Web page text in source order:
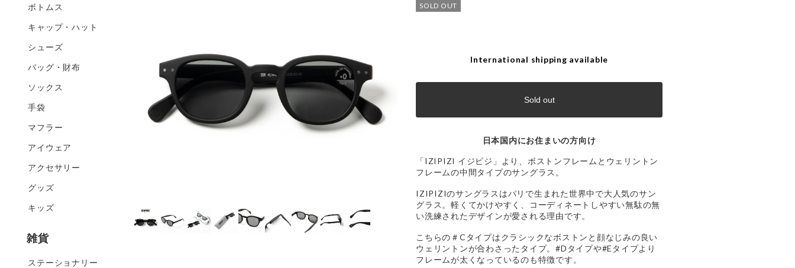
SOLD OUT
International shipping available
Sold out
日本国内にお住まいの方向け
「IZIPIZI イジピジ」より、ボストンフレームとウェリントン
フレームの中間タイプのサングラス。
IZIPIZIのサングラスはパリで生まれた世界中で大人気のサン
グラス。軽くてかけやすく、コーディネートしやすい無駄の無
い洗練されたデザインが愛される理由です。
こちらの＃Cタイプはクラシックなボストンと顔なじみの良い
ウェリントンが合わさったタイプ。#Dタイプや#Eタイプより
フレームが太くなっているのも特徴です。
ボトムス
キャップ・ハット
シューズ
バッグ・財布
ソックス
手袋
マフラー
アイウェア
アクセサリー
グッズ
キッズ
雑貨
ステーショナリー